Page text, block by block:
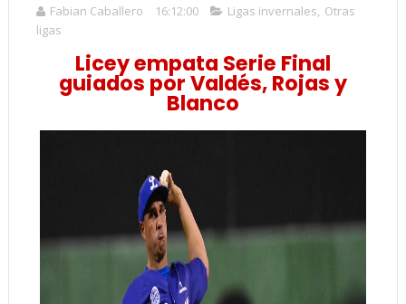
Fabian Caballero 16:12:00 Ligas invernales, Otras
ligas
Licey empata Serie Final
guiados por Valdés, Rojas y
Blanco